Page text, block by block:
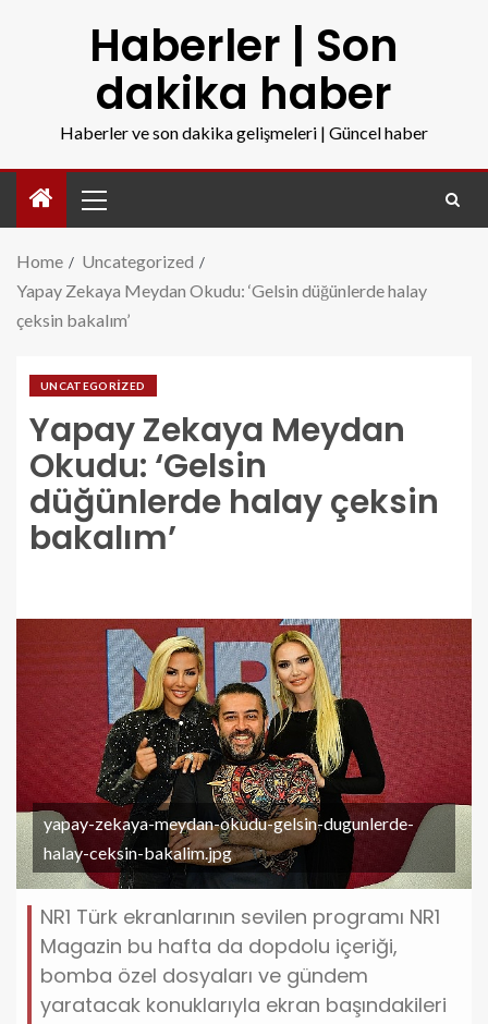
Haberler | Son
dakika haber
Haberler ve son dakika gelişmeleri | Güncel haber
Home
Uncategorized
Yapay Zekaya Meydan Okudu: ‘Gelsin düğünlerde halay
çeksin bakalım’
UNCATEGORIZED
Yapay Zekaya Meydan
Okudu: ‘Gelsin
düğünlerde halay çeksin
bakalım’
yapay-zekaya-meydan-okudu-gelsin-dugunlerde-
halay-ceksin-bakalim.jpg
NR1 Türk ekranlarının sevilen programı NR1
Magazin bu hafta da dopdolu içeriği,
bomba özel dosyaları ve gündem
yaratacak konuklarıyla ekran başındakileri